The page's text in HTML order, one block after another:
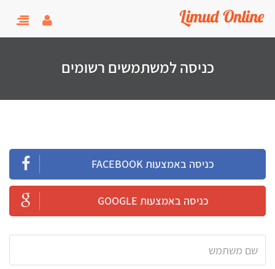
menu
כניסה למשתמשים רשומים
כניסה באמצעות FACEBOOK
כניסה באמצעות GOOGLE